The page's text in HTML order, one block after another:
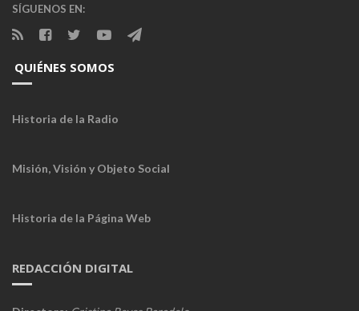
SÍGUENOS EN:
QUIÉNES SOMOS
Historia de la Radio
Misión, Visión y Objeto Social
Historia de la Página Web
REDACCIÓN DIGITAL